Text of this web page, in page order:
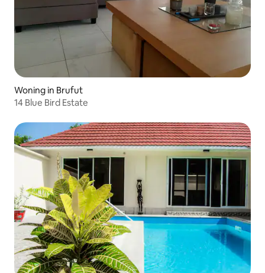
Woning in Brufut
14 Blue Bird Estate